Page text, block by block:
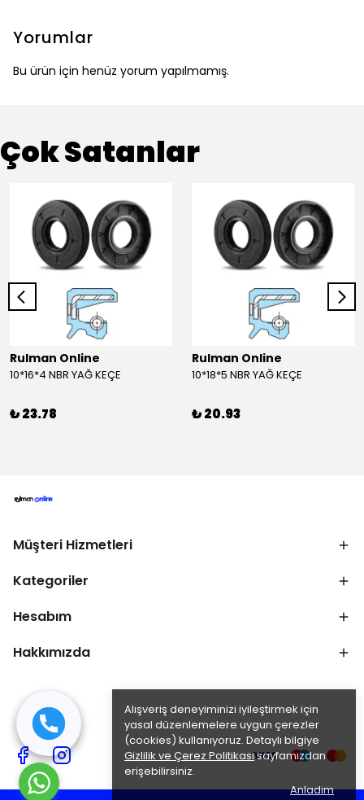
Alışveriş deneyiminizi iyileştirmek için
yasal düzenlemelere uygun çerezler
(cookies) kullanıyoruz. Detaylı bilgiye
Gizlilik ve Çerez Politikasısayfamızdan
erişebilirsiniz.
Anladım
Yorumlar
Bu ürün için henüz yorum yapılmamış.
Çok Satanlar
Rulman Online
10*16*4 NBR YAĞ KEÇE
₺ 23.78
Rulman Online
10*18*5 NBR YAĞ KEÇE
₺ 20.93
Müşteri Hizmetleri
Kategoriler
Hesabım
Hakkımızda